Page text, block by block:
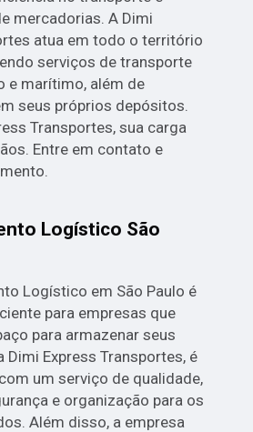
mercadorias. A Dimi
atua em todo o território
serviços de transporte
e marítimo, além de
seus próprios depósitos.
Transportes, sua carga
Entre em contato e
Logístico São
Logístico em São Paulo é
para empresas que
para armazenar seus
Dimi Express Transportes, é
um serviço de qualidade,
e organização para os
Além disso, a empresa